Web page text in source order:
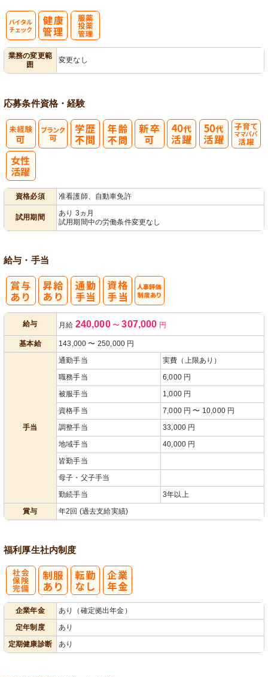
業務の変更範
囲
変更なし
応募条件資格・経験
資格必須 准看護師、自動車免許
試用期間
あり 3ヵ月
試用期間中の労働条件変更なし
給与・手当
給与 月給 240,000 〜 307,000 円
基本給 143,000 〜 250,000 円
手当
通勤手当
実費（上限あり）
職務手当
6,000 円
被服手当
1,000 円
資格手当
7,000 円 〜 10,000 円
調整手当
33,000 円
地域手当
40,000 円
皆勤手当
母子・父子手当
勤続手当
3年以上
賞与
年2回 (過去支給実績)
福利厚生社内制度
企業年金
あり（確定拠出年金）
定年制度
あり
定期健康診断
あり